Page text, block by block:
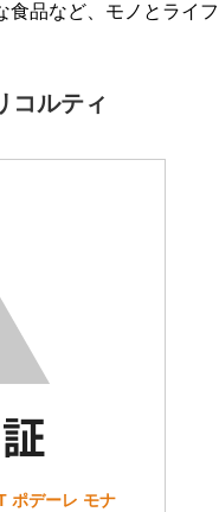
食品など、モノとライフ
コルティ
ポデーレ モナ